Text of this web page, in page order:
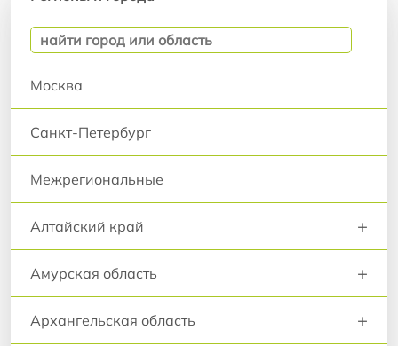
Москва
Санкт-Петербург
Межрегиональные
Алтайский край +
Амурская область +
Архангельская область +